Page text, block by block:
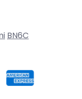
BN6C